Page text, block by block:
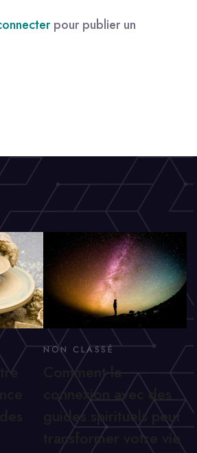
pour publier un
NON CLASSÉ
Comment la
connexion avec des
guides spirituels peut
transformer votre vie